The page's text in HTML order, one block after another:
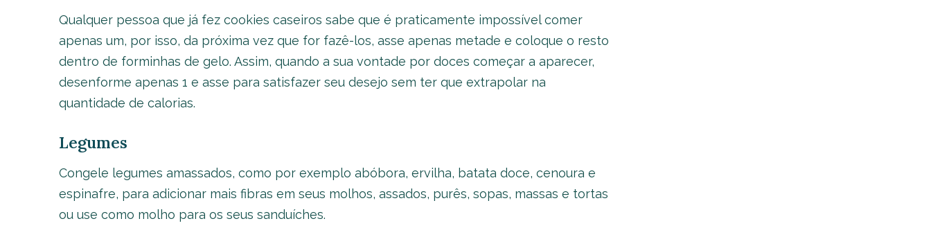
Qualquer pessoa que já fez cookies caseiros sabe que é praticamente impossível comer
apenas um, por isso, da próxima vez que for fazê-los, asse apenas metade e coloque o resto
dentro de forminhas de gelo. Assim, quando a sua vontade por doces começar a aparecer,
desenforme apenas 1 e asse para satisfazer seu desejo sem ter que extrapolar na
quantidade de calorias.
Legumes
Congele legumes amassados, como por exemplo abóbora, ervilha, batata doce, cenoura e
espinafre, para adicionar mais fibras em seus molhos, assados, purês, sopas, massas e tortas
ou use como molho para os seus sanduíches.